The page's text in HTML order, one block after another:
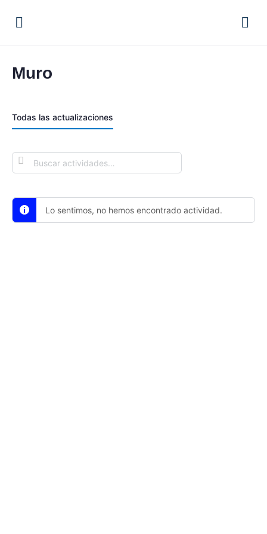
Muro
Todas las actualizaciones
BUSCAR
ACTIVIDADES…
Lo sentimos, no hemos encontrado actividad.